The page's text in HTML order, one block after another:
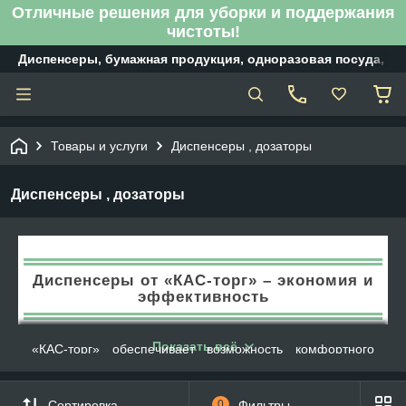
Отличные решения для уборки и поддержания
чистоты!
Диспенсеры, бумажная продукция, одноразовая посуда,
Товары и услуги Диспенсеры , дозаторы
Диспенсеры , дозаторы
Диспенсеры от «КАС-торг» – экономия и
эффективность
«КАС-торг» обеспечивает возможность комфортного
назначения в туалетах и ванных. У нас представлены
бумажные диспенсеры от различных производителей в
Показать всё